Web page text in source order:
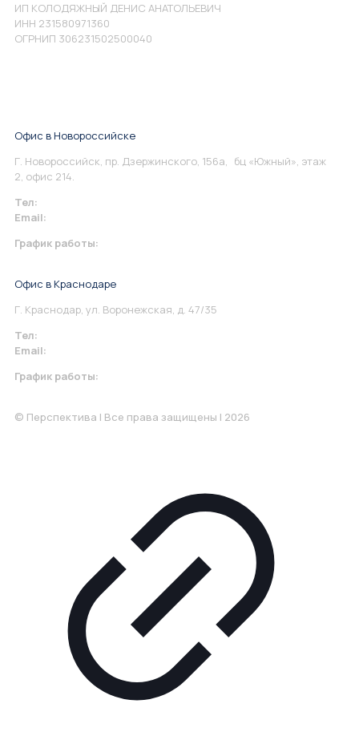
ИП КОЛОДЯЖНЫЙ ДЕНИС АНАТОЛЬЕВИЧ
ИНН 231580971360
ОГРНИП 306231502500040
Офис в Новороссийске
Г. Новороссийск, пр. Дзержинского, 156а, бц «Южный», этаж
2, офис 214.
Тел:
Email:
График работы:
Офис в Краснодаре
Г. Краснодар, ул. Воронежская, д. 47/35
Тел:
Email:
График работы:
© Перспектива | Все права защищены | 2026